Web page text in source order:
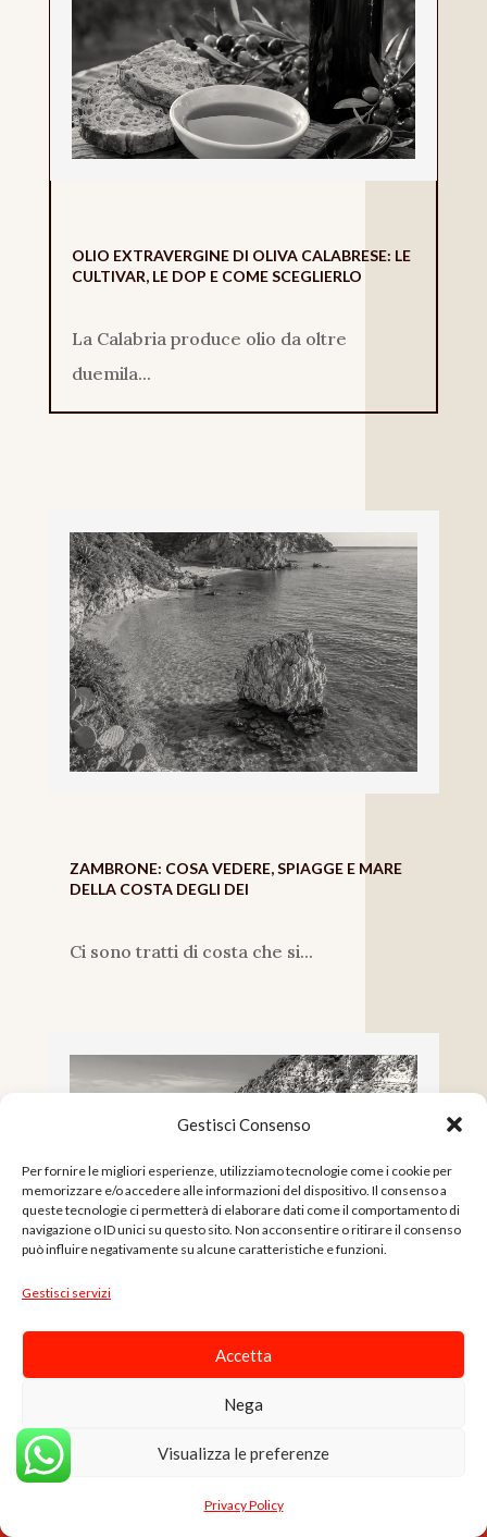
Gestisci Consenso
Per fornire le migliori esperienze, utilizziamo tecnologie come i cookie per
memorizzare e/o accedere alle informazioni del dispositivo. Il consenso a
queste tecnologie ci permetterà di elaborare dati come il comportamento di
navigazione o ID unici su questo sito. Non acconsentire o ritirare il consenso
può influire negativamente su alcune caratteristiche e funzioni.
Gestisci servizi
Accetta
Nega
Visualizza le preferenze
Privacy Policy
OLIO EXTRAVERGINE DI OLIVA CALABRESE: LE
CULTIVAR, LE DOP E COME SCEGLIERLO
La Calabria produce olio da oltre
duemila...
ZAMBRONE: COSA VEDERE, SPIAGGE E MARE
DELLA COSTA DEGLI DEI
Ci sono tratti di costa che si...
Chi percorre la costa tirrenica del...